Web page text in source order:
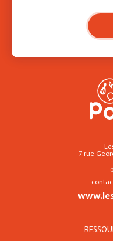
7 rue